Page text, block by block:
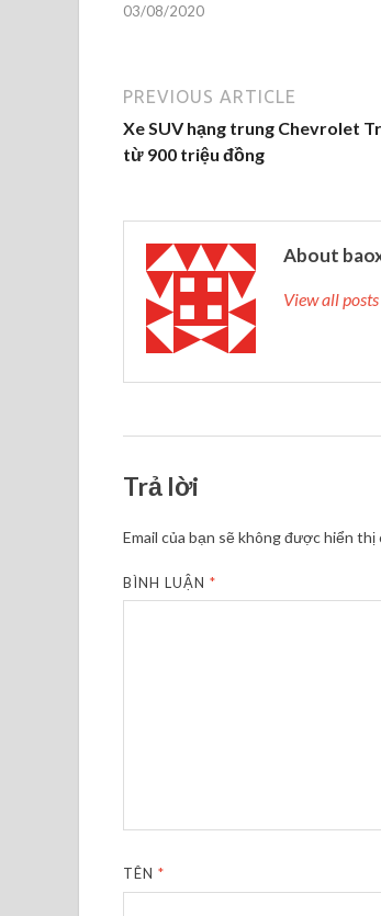
03/08/2020
PREVIOUS ARTICLE
Xe SUV hạng trung Chevrolet
từ 900 triệu đồng
About
View all
Trả lời
Email của bạn sẽ không được hiển thị
BÌNH LUẬN*
TÊN*